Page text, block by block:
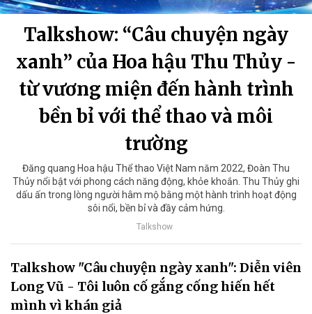
Talkshow: “Câu chuyện ngày
xanh” của Hoa hậu Thu Thủy -
từ vương miện đến hành trình
bền bỉ với thể thao và môi
trường
Đăng quang Hoa hậu Thể thao Việt Nam năm 2022, Đoàn Thu
Thủy nổi bật với phong cách năng động, khỏe khoắn. Thu Thủy ghi
dấu ấn trong lòng người hâm mộ bằng một hành trình hoạt động
sôi nổi, bền bỉ và đầy cảm hứng.
Talkshow
Talkshow "Câu chuyện ngày xanh": Diễn viên
Long Vũ - Tôi luôn cố gắng cống hiến hết
mình vì khán giả